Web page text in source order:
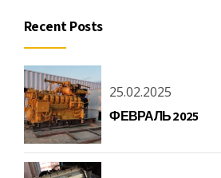
Recent Posts
25.02.2025
ФЕВРАЛЬ 2025